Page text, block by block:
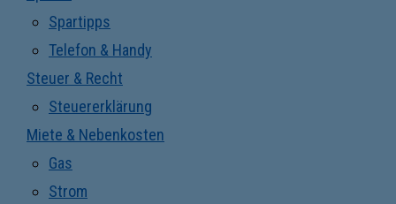
Spartipps
Telefon & Handy
Steuer & Recht
Steuererklärung
Miete & Nebenkosten
Gas
Strom